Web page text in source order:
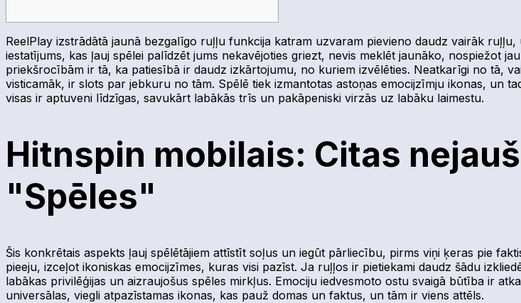
ReelPlay izstrādātā jaunā bezgalīgo ruļļu funkcija katram uzvaram pievieno daudz vairāk
iestatījums, kas ļauj spēlei palīdzēt jums nekavējoties griezt, nevis meklēt jaunāko, nospiežot
priekšrocībām ir tā, ka patiesībā ir daudz izkārtojumu, no kuriem izvēlēties. Neatkarīgi no tā,
visticamāk, ir slots par jebkuru no tām. Spēlē tiek izmantotas astoņas emocijzīmju ikonas, un
visas ir aptuveni līdzīgas, savukārt labākās trīs un pakāpeniski virzās uz labāku laimestu.
Hitnspin mobilais: Citas
"Spēles"
Šis konkrētais aspekts ļauj spēlētājiem attīstīt soļus un iegūt pārliecību, pirms viņi ķeras pie
pieeju, izceļot ikoniskas emocijzīmes, kuras visi pazīst. Ja ruļļos ir pietiekami daudz šādu
labākas privilēģijas un aizraujošus spēles mirkļus. Emociju iedvesmoto ostu svaigā būtība ir
universālas, viegli atpazīstamas ikonas, kas pauž domas un faktus, un tām ir viens attēls.